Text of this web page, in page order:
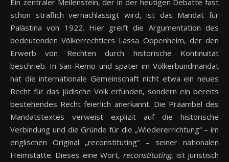
Ein zentraler Meilenstein, der in der heutigen Debatte fast
schon sträflich vernachlässigt wird, ist das Mandat für
Palästina von 1922. Hier greift die Argumentation des
bedeutenden Völkerrechtlers Lassa Oppenheim, der den
Erwerb von Rechten durch historische Kontinuität
beschrieb. In San Remo und später im Völkerbundmandat
hat die internationale Gemeinschaft nicht etwa ein neues
Recht für das jüdische Volk erfunden, sondern ein bereits
bestehendes Recht feierlich anerkannt. Die Präambel des
Mandatstextes verweist explizit auf die historische
Verbindung und die Gründe für die „Wiedererrichtung“ – im
englischen Original „reconstituting“ – seiner nationalen
Heimstätte. Dieses eine Wort, reconstituting, ist juristisch